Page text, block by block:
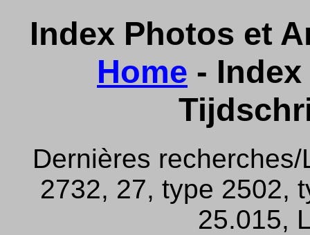
Index Photos et
Home -
Dernières
2732, 27, type 2502,
25.015,